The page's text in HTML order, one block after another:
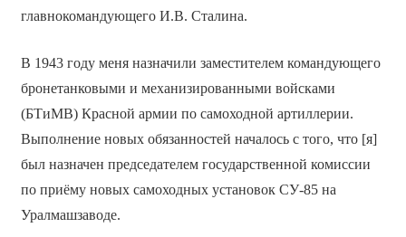
главнокомандующего И.В. Сталина.
В 1943 году меня назначили заместителем командующего
бронетанковыми и механизированными войсками
(БТиМВ) Красной армии по самоходной артиллерии.
Выполнение новых обязанностей началось с того, что [я]
был назначен председателем государственной комиссии
по приёму новых самоходных установок СУ-85 на
Уралмашзаводе.